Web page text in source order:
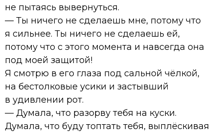
не пытаясь вывернуться.
— Ты ничего не сделаешь мне, потому что
я сильнее. Ты ничего не сделаешь ей,
потому что с этого момента и навсегда она
под моей защитой!
Я смотрю в его глаза под сальной чёлкой,
на бестолковые усики и застывший
в удивлении рот.
— Думала, что разорву тебя на куски.
Думала, что буду топтать тебя, выплёскивая